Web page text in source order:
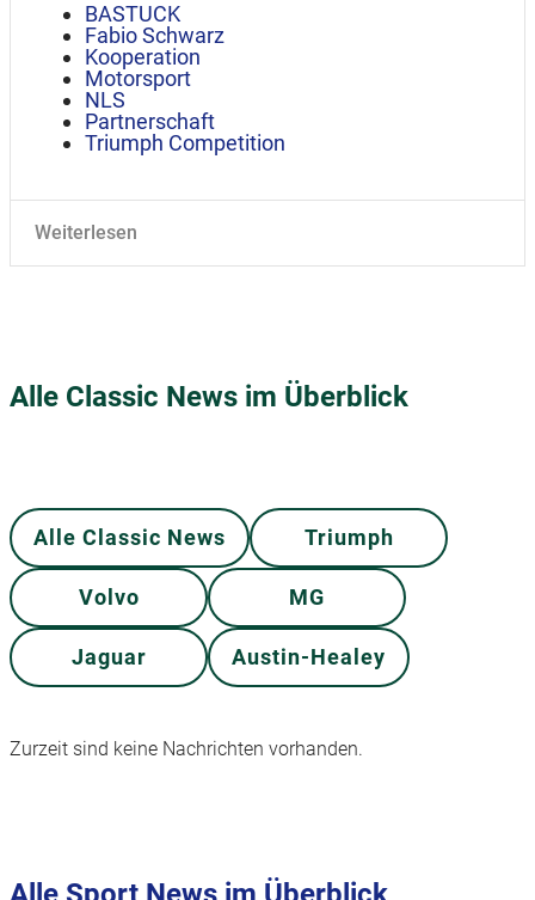
BASTUCK
Fabio Schwarz
Kooperation
Motorsport
NLS
Partnerschaft
Triumph Competition
Weiterlesen
Alle Classic News im Überblick
Alle Classic News Triumph
Volvo MG
Jaguar Austin-Healey
Zurzeit sind keine Nachrichten vorhanden.